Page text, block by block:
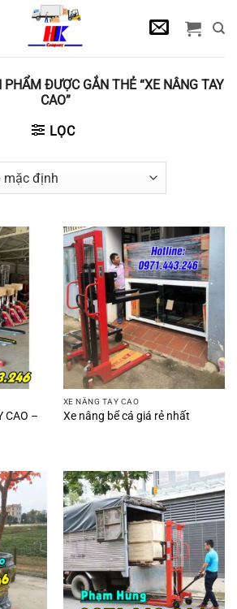
PHẨM ĐƯỢC GẮN THẺ “XE NÂNG TAY
CAO”
LỌC
CAO –
XE NÂNG TAY CAO
Xe nâng bể cá giá rẻ nhất